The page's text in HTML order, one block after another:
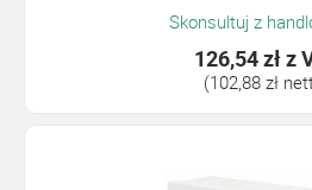
Skonsultuj z
126,54 złz
(102,88 zł